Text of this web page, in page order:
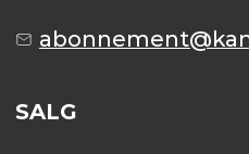
SALG